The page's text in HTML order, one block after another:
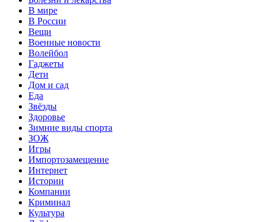
В мире
В России
Вещи
Военные новости
Волейбол
Гаджеты
Дети
Дом и сад
Еда
Звёзды
Здоровье
Зимние виды спорта
ЗОЖ
Игры
Импортозамещение
Интернет
Истории
Компании
Криминал
Культура